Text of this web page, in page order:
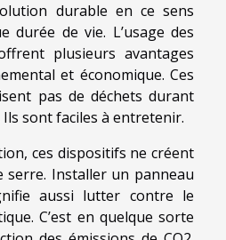
durable en ce sens
durée de vie. L’usage des
plusieurs avantages
et économique. Ces
pas de déchets durant
sont faciles à entretenir.
ces dispositifs ne créent
serre. Installer un panneau
aussi lutter contre le
C’est en quelque sorte